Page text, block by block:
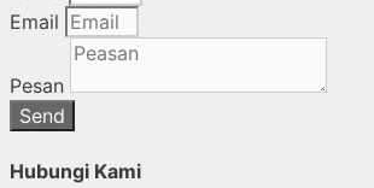
Email
Pesan
Send
Hubungi Kami